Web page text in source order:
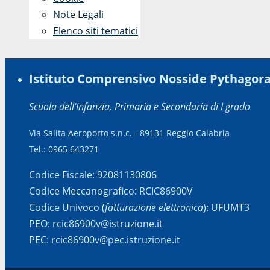
Note Legali
Elenco siti tematici
Istituto Comprensivo Nosside
Scuola dell'Infanzia, Primaria e Secondaria di I grado
Via Salita Aeroporto s.n.c. - 89131 Reggio Calabria
Tel.: 0965 643271
Codice Fiscale: 92081130806
Codice Meccanografico: RCIC86900V
Codice Univoco (fatturazione elettronica): UFUMT3
PEO: rcic86900v@istruzione.it
PEC: rcic86900v@pec.istruzione.it